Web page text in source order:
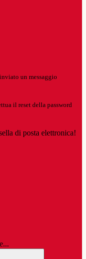
un messaggio
il reset della password
di posta elettronica!